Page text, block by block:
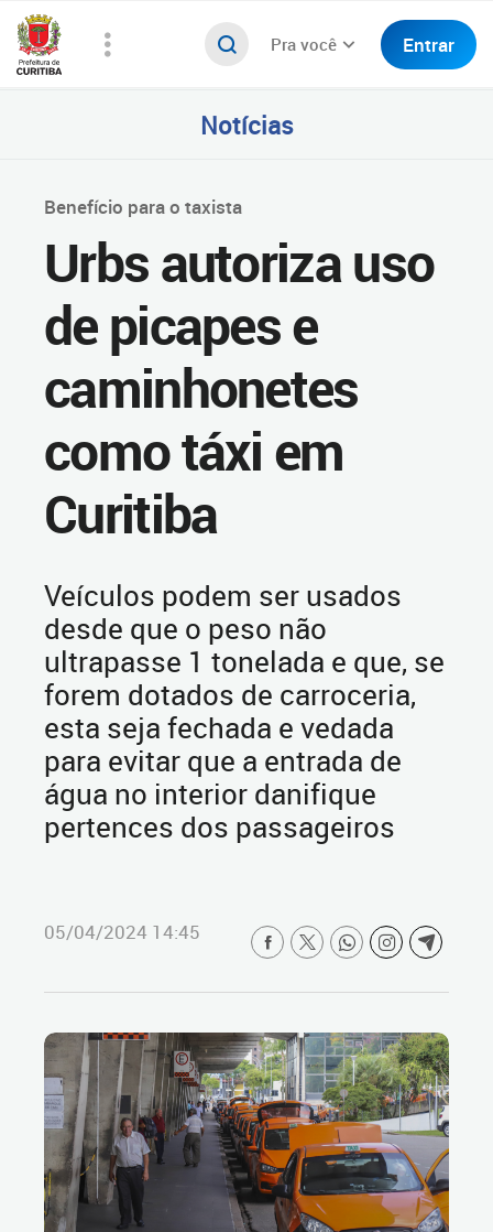
Pra você Entrar
Notícias
Benefício para o taxista
Urbs autoriza uso
de picapes e
caminhonetes
como táxi em
Curitiba
Veículos podem ser usados
desde que o peso não
ultrapasse 1 tonelada e que, se
forem dotados de carroceria,
esta seja fechada e vedada
para evitar que a entrada de
água no interior danifique
pertences dos passageiros
05/04/2024 14:45